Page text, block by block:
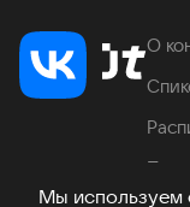
Мы используем
О